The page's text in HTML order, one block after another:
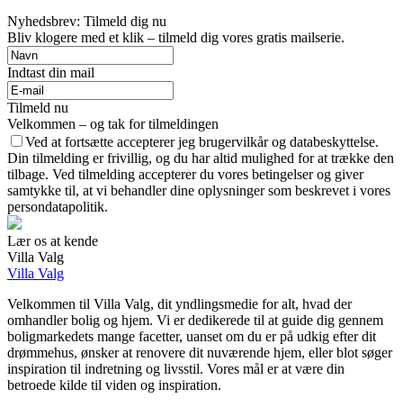
Nyhedsbrev: Tilmeld dig nu
Bliv klogere med et klik – tilmeld dig vores gratis mailserie.
Indtast din mail
Tilmeld nu
Velkommen – og tak for tilmeldingen
Ved at fortsætte accepterer jeg brugervilkår og databeskyttelse.
Din tilmelding er frivillig, og du har altid mulighed for at trække den
tilbage. Ved tilmelding accepterer du vores betingelser og giver
samtykke til, at vi behandler dine oplysninger som beskrevet i vores
persondatapolitik.
Lær os at kende
Villa Valg
Villa Valg
Velkommen til Villa Valg, dit yndlingsmedie for alt, hvad der
omhandler bolig og hjem. Vi er dedikerede til at guide dig gennem
boligmarkedets mange facetter, uanset om du er på udkig efter dit
drømmehus, ønsker at renovere dit nuværende hjem, eller blot søger
inspiration til indretning og livsstil. Vores mål er at være din
betroede kilde til viden og inspiration.